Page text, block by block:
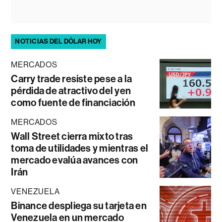
NOTICIAS DEL DÓLAR HOY
MERCADOS
Carry trade resiste pese a la
pérdida de atractivo del yen
como fuente de financiación
MERCADOS
Wall Street cierra mixto tras
toma de utilidades y mientras el
mercado evalúa avances con
Irán
VENEZUELA
Binance despliega su tarjeta en
Venezuela en un mercado